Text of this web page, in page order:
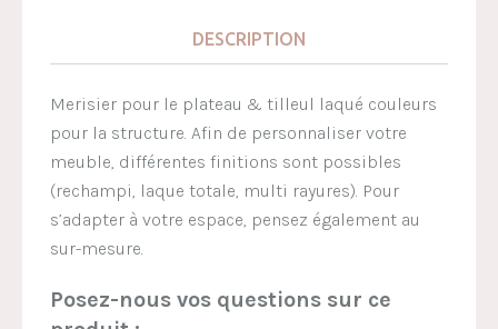
DESCRIPTION
Merisier pour le plateau & tilleul laqué couleurs
pour la structure. Afin de personnaliser votre
meuble, différentes finitions sont possibles
(rechampi, laque totale, multi rayures). Pour
s’adapter à votre espace, pensez également au
sur-mesure.
Posez-nous vos questions sur ce